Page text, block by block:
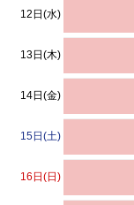
12日(水)
13日(木)
14日(金)
15日(土)
16日(日)